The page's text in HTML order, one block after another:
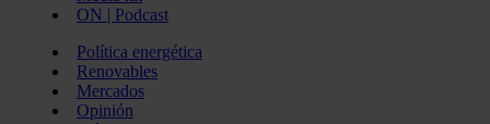
ON | Podcast
Política energética
Renovables
Mercados
Opinión